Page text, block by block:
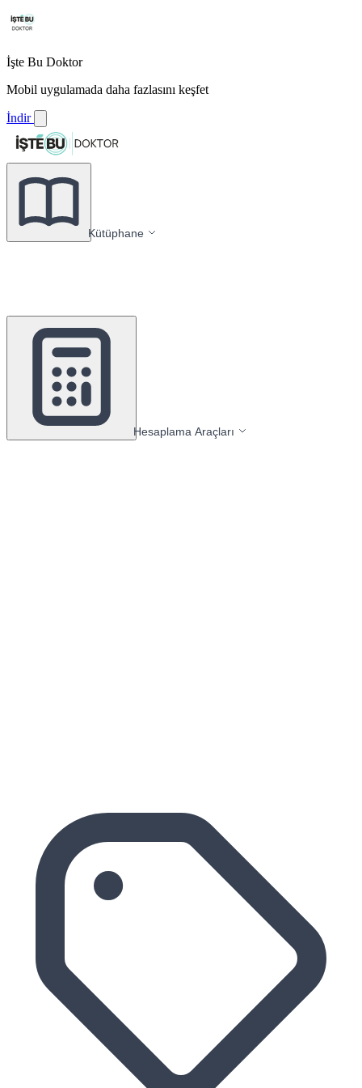
İşte Bu Doktor
Mobil uygulamada daha fazlasını keşfet
İndir
Kütüphane
Hesaplama Araçları